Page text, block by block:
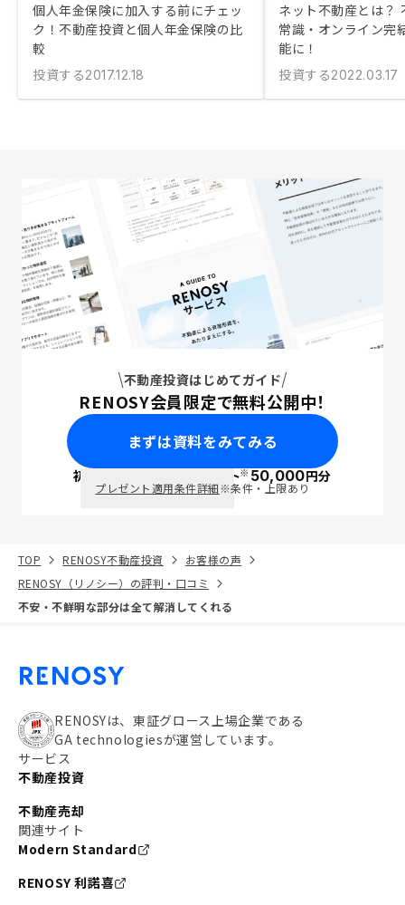
個人年金保険に加入する前にチェッ
ク！不動産投資と個人年金保険の比
較
投資する2017.12.18
ネット不動産とは？
常識・オンライン完
能に！
投資する2022.03.17
不動産投資はじめてガイド
RENOSY会員限定で無料公開中！
まずは資料をみてみる
初回面談で ポイント※50,000円分
プレゼント適用条件詳細※条件・上限あり
TOP RENOSY不動産投資
お客様の声
RENOSY（リノシー）の評判・口コミ
不安・不鮮明な部分は全て解消してくれる
RENOSYは、東証グロース上場企業である
GA technologiesが運営しています。
サービス
不動産投資
不動産売却
関連サイト
Modern Standard
RENOSY 利諾喜